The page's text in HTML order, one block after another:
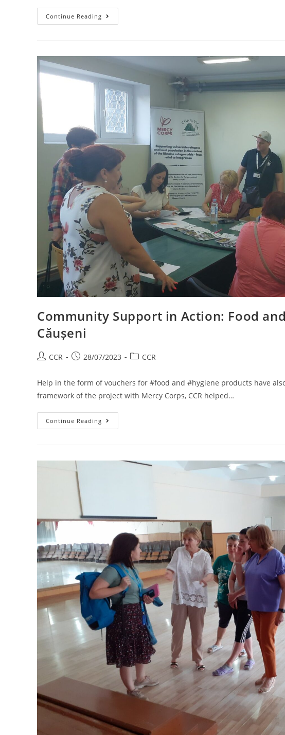
Continue Reading
Community Support in Action: Food
Căușeni
CCR 28/07/2023 CCR
Help in the form of vouchers for #food and #hygiene products have
framework of the project with Mercy Corps, CCR helped…
Continue Reading